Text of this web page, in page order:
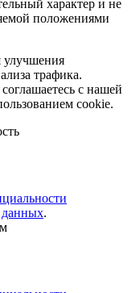
характер и не
положениями
улучшения
трафика.
с нашей
cookie.
данных.